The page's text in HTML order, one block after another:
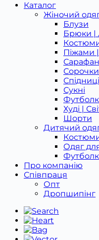
Каталог
Жіночий
Блузи
Брюки |
Піжами
Спідниці
Сукні
Худі |
Шорти
Дитячий
Одяг
Про компанію
Співпраця
Опт
Дропшипінг